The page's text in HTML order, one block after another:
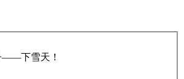
——下雪天！